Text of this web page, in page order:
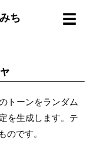
ち ☰
トーンをランダム
を生成します。テ
のです。